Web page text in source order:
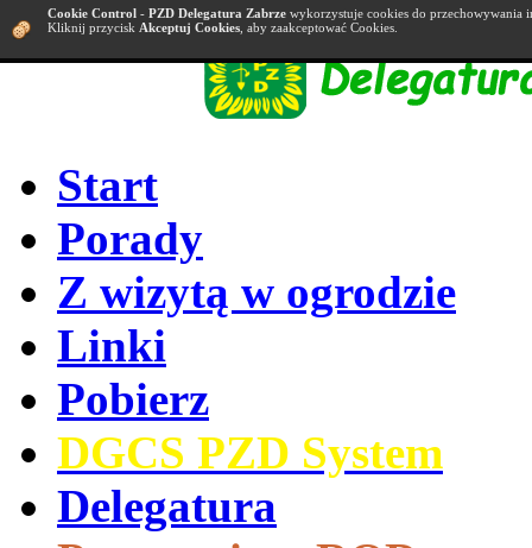
Start
Porady
Z wizytą w ogrodzie
Linki
Pobierz
DGCS PZD System
Delegatura
Cookie Control - PZD Delegatura Zabrze wykorzystuje cookies do przechowywania
Kliknij przycisk Akceptuj Cookies , aby zaakceptować Cookies.